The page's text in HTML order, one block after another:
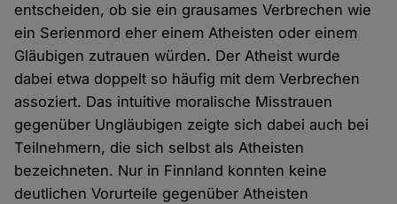
entscheiden, ob sie ein grausames Verbrechen wie
ein Serienmord eher einem Atheisten oder einem
Gläubigen zutrauen würden. Der Atheist wurde
dabei etwa doppelt so häufig mit dem Verbrechen
assoziert. Das intuitive moralische Misstrauen
gegenüber Ungläubigen zeigte sich dabei auch bei
Teilnehmern, die sich selbst als Atheisten
bezeichneten. Nur in Finnland konnten keine
deutlichen Vorurteile gegenüber Atheisten